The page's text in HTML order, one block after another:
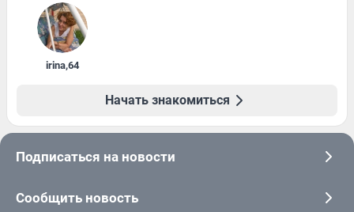
irina,64
Начать знакомиться
Подписаться на новости
Сообщить новость